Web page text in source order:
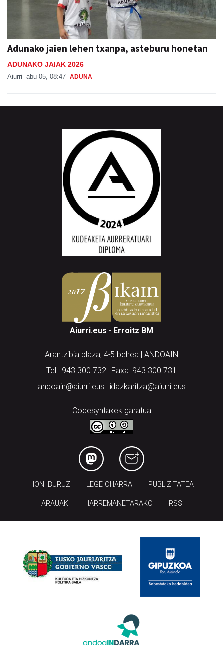
Adunako jaien lehen txanpa, asteburu honetan
ADUNAKO JAIAK 2026
Aiurri abu 05, 08:47 ADUNA
Aiurri.eus - Erroitz BM
Arantzibia plaza, 4-5 behea | ANDOAIN
Tel.: 943 300 732 | Faxa: 943 300 731
andoain@aiurri.eus | idazkaritza@aiurri.eus
Codesyntaxek garatua
HONI BURUZ LEGE OHARRA PUBLIZITATEA
ARAUAK HARREMANETARAKO RSS